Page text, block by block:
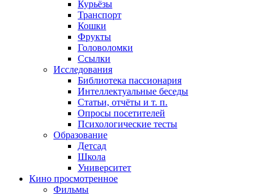
Курьёзы
Транспорт
Кошки
Фрукты
Головоломки
Ссылки
Исследования
Библиотека пассионария
Интеллектуальные беседы
Статьи, отчёты и т. п.
Опросы посетителей
Психологические тесты
Образование
Детсад
Школа
Университет
Кино просмотренное
Фильмы